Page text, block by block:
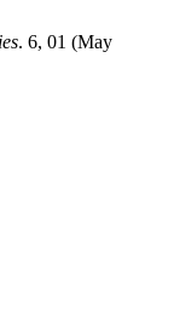
. 6, 01 (May